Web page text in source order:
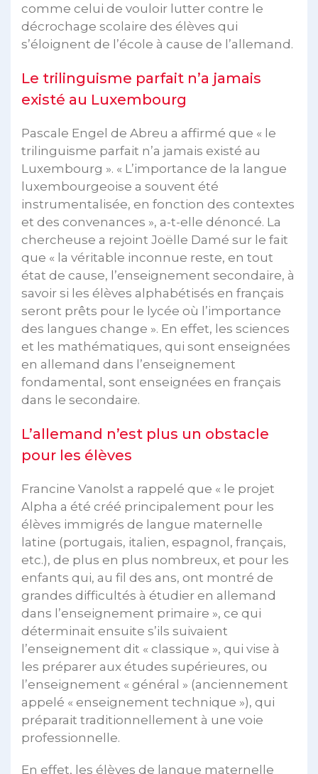
comme celui de vouloir lutter contre le
décrochage scolaire des élèves qui
s’éloignent de l’école à cause de l’allemand.
Le trilinguisme parfait n’a jamais
existé au Luxembourg
Pascale Engel de Abreu a affirmé que « le
trilinguisme parfait n’a jamais existé au
Luxembourg ». « L’importance de la langue
luxembourgeoise a souvent été
instrumentalisée, en fonction des contextes
et des convenances », a-t-elle dénoncé. La
chercheuse a rejoint Joëlle Damé sur le fait
que « la véritable inconnue reste, en tout
état de cause, l’enseignement secondaire, à
savoir si les élèves alphabétisés en français
seront prêts pour le lycée où l’importance
des langues change ». En effet, les sciences
et les mathématiques, qui sont enseignées
en allemand dans l’enseignement
fondamental, sont enseignées en français
dans le secondaire.
L’allemand n’est plus un obstacle
pour les élèves
Francine Vanolst a rappelé que « le projet
Alpha a été créé principalement pour les
élèves immigrés de langue maternelle
latine (portugais, italien, espagnol, français,
etc.), de plus en plus nombreux, et pour les
enfants qui, au fil des ans, ont montré de
grandes difficultés à étudier en allemand
dans l’enseignement primaire », ce qui
déterminait ensuite s’ils suivaient
l’enseignement dit « classique », qui vise à
les préparer aux études supérieures, ou
l’enseignement « général » (anciennement
appelé « enseignement technique »), qui
préparait traditionnellement à une voie
professionnelle.
En effet, les élèves de langue maternelle